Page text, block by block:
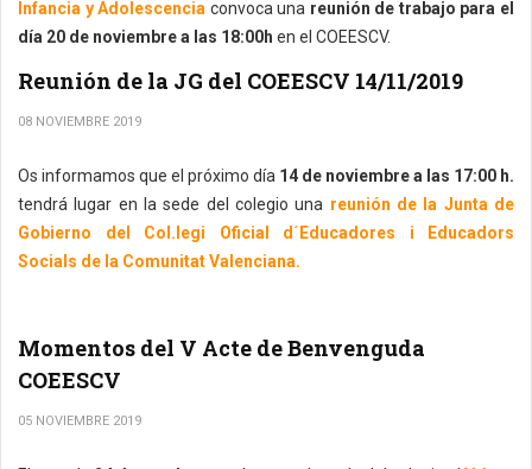
Infancia y Adolescencia convoca una reunión de trabajo para el
día 20 de noviembre a las 18:00h en el COEESCV.
Reunión de la JG del COEESCV 14/11/2019
08 NOVIEMBRE 2019
Os informamos que el próximo día 14 de noviembre a las 17:00 h.
tendrá lugar en la sede del colegio una reunión de la Junta de
Gobierno del Col.legi Oficial d´Educadores i Educadors
Socials de la Comunitat Valenciana.
Momentos del V Acte de Benvenguda
COEESCV
05 NOVIEMBRE 2019